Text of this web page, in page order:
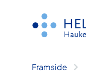
Framside